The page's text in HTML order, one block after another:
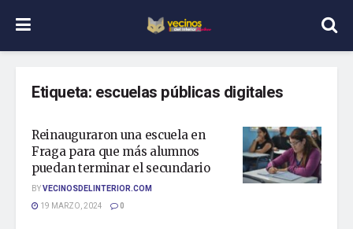
Etiqueta: escuelas públicas digitales
Reinauguraron una escuela en
Fraga para que más alumnos
puedan terminar el secundario
BYVECINOSDELINTERIOR.COM
19 MARZO, 2024
0